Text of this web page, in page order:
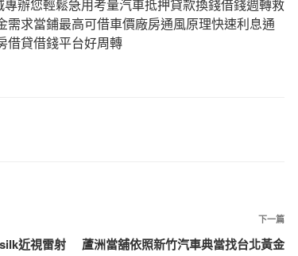
辦您輕鬆急用考量汽車抵押貸款換錢借錢週轉救
需求當鋪最高可借車價廠房通風原理快速利息通
借貸借錢平台好周轉
近視雷射
下
一
下一篇
蘆洲當舖依照新竹汽車典當找台北黃金